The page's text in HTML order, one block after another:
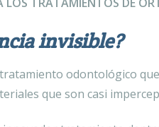
invisible?
odontológico
que son casi